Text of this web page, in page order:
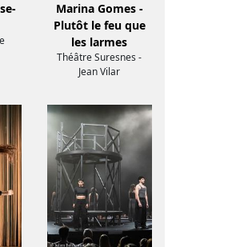
Marina Gomes -
Plutôt le feu que
les larmes
Théâtre Suresnes -
Jean Vilar